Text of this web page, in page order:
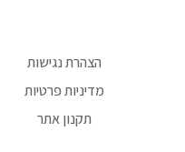
הצהרת נגישות
מדיניות פרטיות
תקנון אתר